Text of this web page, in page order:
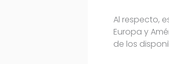
Al respecto,
Europa y
de los